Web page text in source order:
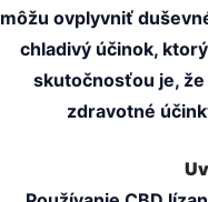
môžu ovplyvniť
chladivý účinok,
skutočnosťou je,
zdravotné